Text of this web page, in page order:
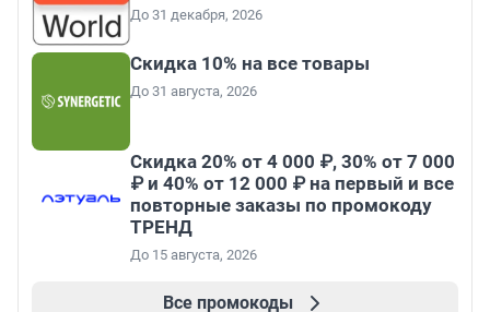
До 31 декабря, 2026
Скидка 10% на все товары
До 31 августа, 2026
Скидка 20% от 4 000 ₽, 30% от 7 000
₽ и 40% от 12 000 ₽ на первый и все
повторные заказы по промокоду
ТРЕНД
До 15 августа, 2026
Все промокоды